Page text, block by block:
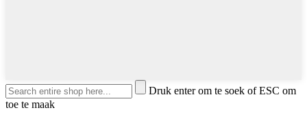
Druk enter om te soek of ESC om
toe te maak